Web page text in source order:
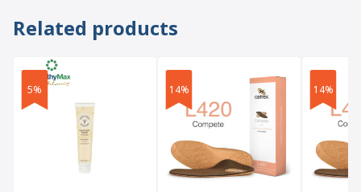
Related products
5% 14% 14%